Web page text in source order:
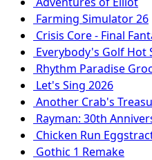
Farming Simulator 26
Crisis Core - Final
Everybody's Golf Hot
Rhythm Paradise
Let's Sing 2026
Another Crab's
Rayman: 30th
Chicken Run
Gothic 1 Remake